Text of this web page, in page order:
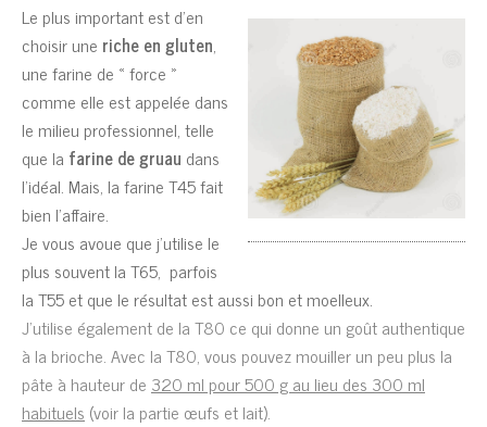
Le plus important est d’en
choisir une riche en gluten,
une farine de « force »
comme elle est appelée dans
le milieu professionnel, telle
que la farine de gruau dans
l’idéal. Mais, la farine T45 fait
bien l’affaire.
Je vous avoue que j’utilise le
plus souvent la T65, parfois
la T55 et que le résultat est aussi bon et moelleux.
J’utilise également de la T80 ce qui donne un goût authentique
à la brioche. Avec la T80, vous pouvez mouiller un peu plus la
pâte à hauteur de 320 ml pour 500 g au lieu des 300 ml
habituels (voir la partie œufs et lait).